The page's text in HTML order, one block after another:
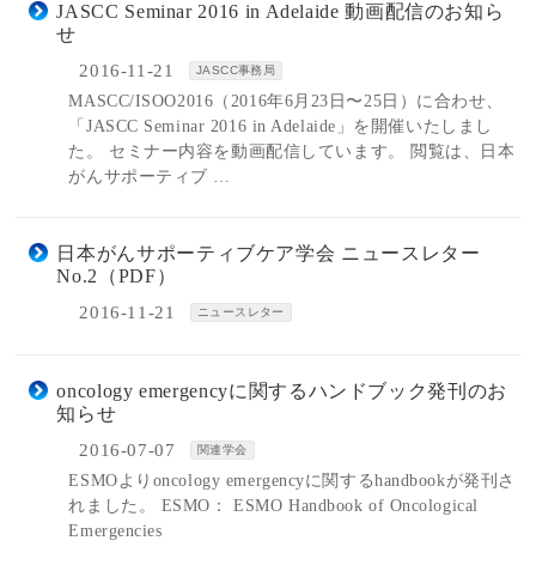
JASCC Seminar 2016 in Adelaide 動画配信のお知ら
せ
2016-11-21 JASCC事務局
MASCC/ISOO2016（2016年6月23日〜25日）に合わせ、
「JASCC Seminar 2016 in Adelaide」を開催いたしまし
た。 セミナー内容を動画配信しています。 閲覧は、日本
がんサポーティブ …
日本がんサポーティブケア学会 ニュースレター
No.2（PDF）
2016-11-21 ニュースレター
oncology emergencyに関するハンドブック発刊のお
知らせ
2016-07-07 関連学会
ESMOよりoncology emergencyに関するhandbookが発刊さ
れました。 ESMO： ESMO Handbook of Oncological
Emergencies